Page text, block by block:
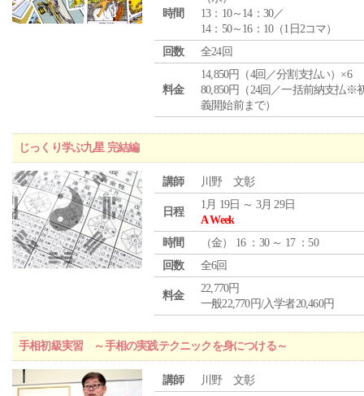
時間
13：10～14：30／
14：50～16：10（1日2コマ）
回数
全24回
料金
14,850円（4回／分割支払い）×6
80,850円（24回／一括前納支払※
義開始前まで）
じっくり学ぶ九星 完結編
講師 川野 文彰
日程
1月 19日 ～ 3月 29日
A Week
時間
（金） 16 ：30 ～ 17 ：50
回数
全6回
料金
22,770円
一般22,770円/入学者20,460円
手相初級実習 ～手相の実践テクニックを身につける～
講師 川野 文彰